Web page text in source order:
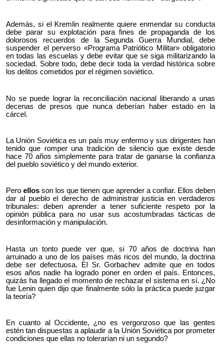
Además, si el Kremlin realmente quiere enmendar su conducta
debe parar su explotación para fines de propaganda de los
dolorosos recuerdos de la Segunda Guerra Mundial, debe
suspender el perverso «Programa Patriótico Militar» obligatorio
en todas las escuelas y debe evitar que se siga militarizando la
sociedad. Sobre todo, debe decir toda la verdad histórica sobre
los delitos cometidos por el régimen soviético.
No se puede lograr la reconciliación nacional liberando a unas
decenas de presos que nunca deberían haber estado en la
cárcel.
La Unión Soviética es un país muy enfermo y sus dirigentes han
tenido que romper una tradición de silencio que existe desde
hace 70 años simplemente para tratar de ganarse la confianza
del pueblo soviético y del mundo exterior.
Peroellos son los que tienen que aprender a confiar. Ellos deben
dar al pueblo el derecho de administrar justicia en verdaderos
tribunales: deben aprender a tener suficiente respeto por la
opinión pública para no usar sus acostumbradas tácticas de
desinformación y manipulación.
Hasta un tonto puede ver que, si 70 años de doctrina han
arruinado a uno de los países más ricos del mundo, la doctrina
debe ser defectuosa. El Sr. Gorbachev admite que en todos
esos años nadie ha logrado poner en orden el país. Entonces,
quizás ha llegado el momento de rechazar el sistema en sí. ¿No
fue Lenin quien dijo que finalmente sólo la práctica puede juzgar
la teoría?
En cuanto al Occidente, ¿no es vergonzoso que las gentes
estén tan dispuestas a aplaudir a la Unión Soviética por prometer
condiciones que ellas no tolerarían ni un segundo?